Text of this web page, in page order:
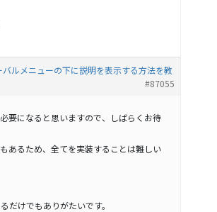
ルメニューの下に説明を表示する方法を教
#87055
要になると思いますので、しばらくお待
あるため、全てを実装することは難しい
だけでもありがたいです。